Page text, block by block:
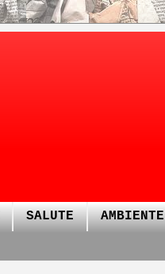
SALUTE AMBIENTE